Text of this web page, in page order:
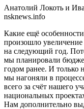
Анатолий Локоть и
nsknews.info
Какие ещё
произошло
на следующий год.
мы планировали
годом ранее. И только
мы нагоняли в
всего за счёт нашего
национальных
Нам дополнительно